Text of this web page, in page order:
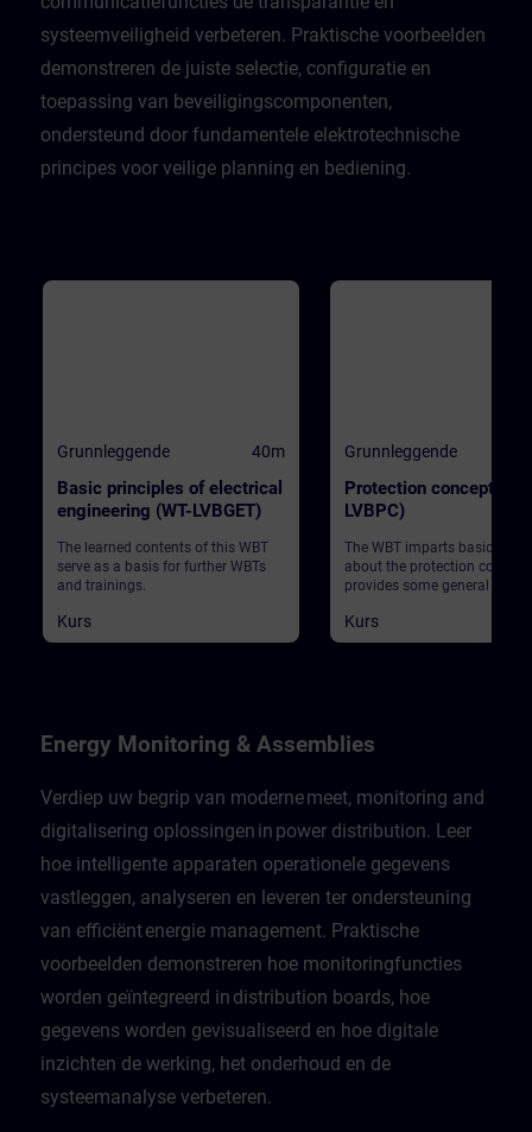
systeemveiligheid verbeteren. Praktische voorbeelden
demonstreren de juiste selectie, configuratie en
toepassing van beveiligingscomponenten,
ondersteund door fundamentele elektrotechnische
principes voor veilige planning en bediening.
Grunnleggende 40m
Basic principles of electrical
engineering (WT-LVBGET)
The learned contents of this WBT
serve as a basis for further WBTs
and trainings.
Kurs
Grunnleggende
Protection concept
LVBPC)
The WBT imparts basic
about the protection
provides some general
Kurs
Energy Monitoring & Assemblies
Verdiep uw begrip van moderne meet, monitoring and
digitalisering oplossingen in power distribution. Leer
hoe intelligente apparaten operationele gegevens
vastleggen, analyseren en leveren ter ondersteuning
van efficiënt energie management. Praktische
voorbeelden demonstreren hoe monitoringfuncties
worden geïntegreerd in distribution boards, hoe
gegevens worden gevisualiseerd en hoe digitale
inzichten de werking, het onderhoud en de
systeemanalyse verbeteren.